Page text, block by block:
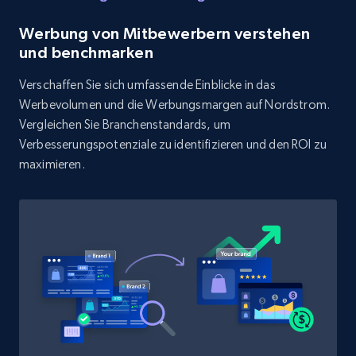
Rating, Reviews count, Initial price, Discount,
Target - Discover products by category url
URL, Product id, Title, Product description,
and more.
Jetzt anfangen
Target - Discover products by specified
UPC
Werbung von Mitbewerbern verstehen
und benchmarken
Verschaffen Sie sich umfassende Einblicke in das
Werbevolumen und die Werbungsmargen auf Nordstrom.
Vergleichen Sie Branchenstandards, um
Verbesserungspotenziale zu identifizieren und den ROI zu
maximieren.